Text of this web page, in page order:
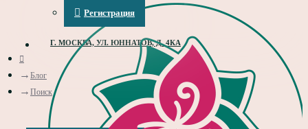
Регистрация
Г. МОСКВА, УЛ. ЮННАТОВ, Д. 4КА
Блог
Поиск